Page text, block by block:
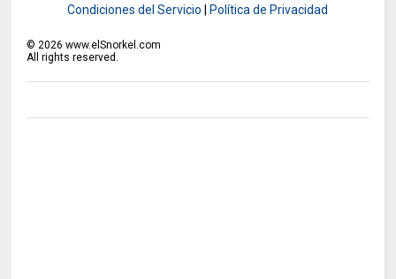
Condiciones del Servicio Política de Privacidad
© 2026 www.elSnorkel.com
All rights reserved.